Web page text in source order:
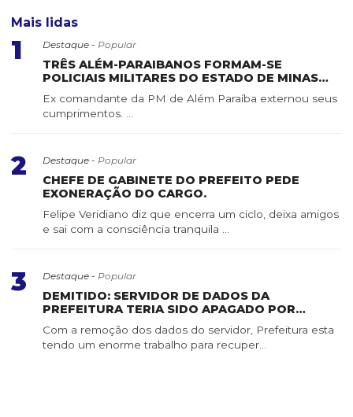
Mais lidas
1 Destaque - Popular
TRÊS ALÉM-PARAIBANOS FORMAM-SE
POLICIAIS MILITARES DO ESTADO DE MINAS
Ex comandante da PM de Além Paraíba externou seus
cumprimentos. ...
2 Destaque - Popular
CHEFE DE GABINETE DO PREFEITO PEDE
EXONERAÇÃO DO CARGO.
Felipe Veridiano diz que encerra um ciclo, deixa amigos
e sai com a consciência tranquila ...
3 Destaque - Popular
DEMITIDO: SERVIDOR DE DADOS DA
PREFEITURA TERIA SIDO APAGADO POR
SERVIDOR DE CONFIANÇA
Com a remoção dos dados do servidor, Prefeitura esta
tendo um enorme trabalho para recuper...